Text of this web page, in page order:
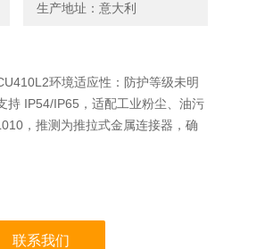
生产地址：意大利
环境适应性：防护等级未明
持 IP54/IP65，适配工业粉尘、油污
，推测为推拉式金属连接器，确
联系我们